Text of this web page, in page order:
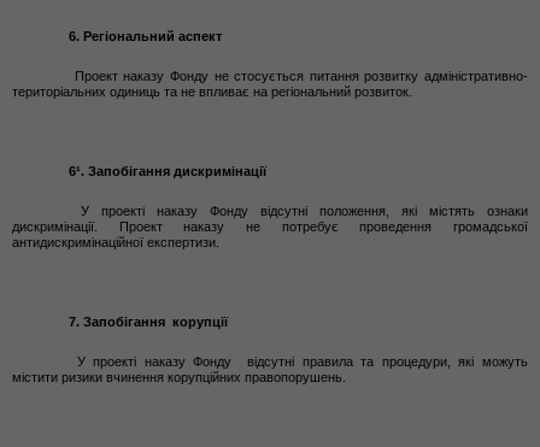
6. Регіональний аспект
Проект наказу Фонду не стосується питання розвитку адміністративно-
територіальних одиниць та не впливає на регіональний розвиток.
6¹. Запобігання дискримінації
У проектінаказу Фондувідсутні положення, які містять ознаки
дискримінації. Проект наказу не потребує проведення громадської
антидискримінаційної експертизи.
7. Запобігання корупції
У проекті наказу Фонду
відсутні правила та процедури, які можуть
містити ризики вчинення корупційних правопорушень.